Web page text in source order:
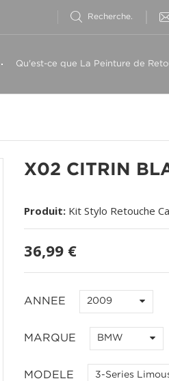
Qu'est-ce que La Peinture de
X02 CITRIN
Produit: Kit Stylo Retouche
36,99 €
ANNEE 2009
MARQUE BMW
MODELE 3-Series